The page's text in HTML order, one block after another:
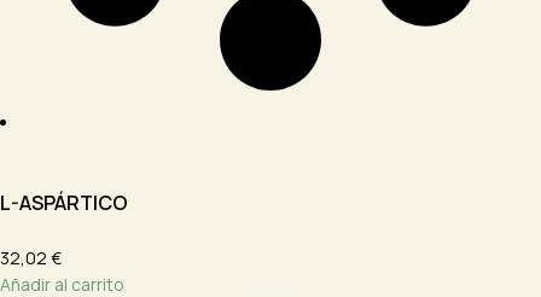
L-ASPÁRTICO
32,02 €
Añadir al carrito